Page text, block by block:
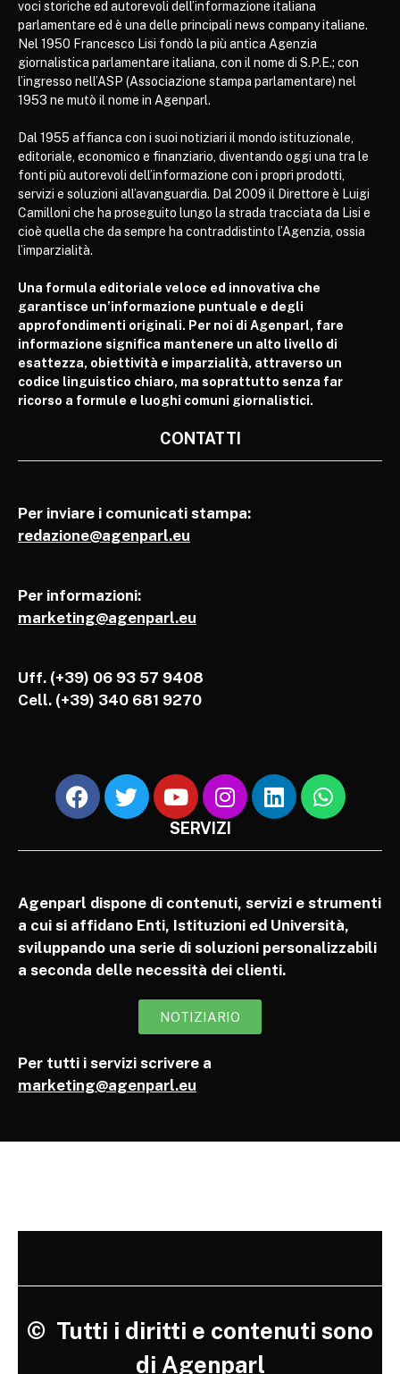
voci storiche ed autorevoli dell’informazione italiana
parlamentare ed è una delle principali news company italiane.
Nel 1950 Francesco Lisi fondò la più antica Agenzia
giornalistica parlamentare italiana, con il nome di S.P.E.; con
l’ingresso nell’ASP (Associazione stampa parlamentare) nel
1953 ne mutò il nome in Agenparl.
Dal 1955 affianca con i suoi notiziari il mondo istituzionale,
editoriale, economico e finanziario, diventando oggi una tra le
fonti più autorevoli dell’informazione con i propri prodotti,
servizi e soluzioni all’avanguardia. Dal 2009 il Direttore è Luigi
Camilloni che ha proseguito lungo la strada tracciata da Lisi e
cioè quella che da sempre ha contraddistinto l’Agenzia, ossia
l’imparzialità.
Una formula editoriale veloce ed innovativa che
garantisce un’informazione puntuale e degli
approfondimenti originali. Per noi di Agenparl, fare
informazione significa mantenere un alto livello di
esattezza, obiettività e imparzialità, attraverso un
codice linguistico chiaro, ma soprattutto senza far
ricorso a formule e luoghi comuni giornalistici.
CONTATTI
Per inviare i comunicati stampa:
redazione@agenparl.eu
Per informazioni:
marketing@agenparl.eu
Uff. (+39) 06 93 57 9408
Cell. (+39) 340 681 9270
SERVIZI
Agenparl dispone di contenuti, servizi e strumenti
a cui si affidano Enti, Istituzioni ed Università,
sviluppando una serie di soluzioni personalizzabili
a seconda delle necessità dei clienti.
NOTIZIARIO
Per tutti i servizi scrivere a
marketing@agenparl.eu
© Tutti i diritti e contenuti sono
di Agenparl